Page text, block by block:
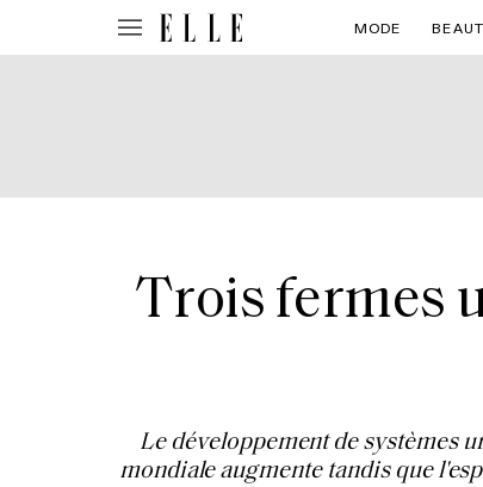
MODE
Trois fermes
Le développement de systèmes
mondiale augmente tandis que